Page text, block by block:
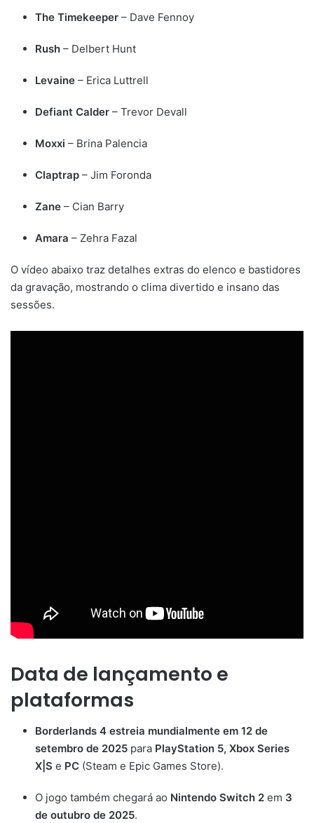
The Timekeeper – Dave Fennoy
Rush – Delbert Hunt
Levaine – Erica Luttrell
Defiant Calder – Trevor Devall
Moxxi – Brina Palencia
Claptrap – Jim Foronda
Zane – Cian Barry
Amara – Zehra Fazal
O vídeo abaixo traz detalhes extras do elenco e bastidores
da gravação, mostrando o clima divertido e insano das
sessões.
Data de lançamento e
plataformas
Borderlands 4 estreia mundialmente em 12 de
setembro de 2025 para PlayStation 5, Xbox Series
X|S e PC (Steam e Epic Games Store).
O jogo também chegará ao Nintendo Switch 2 em 3
de outubro de 2025.